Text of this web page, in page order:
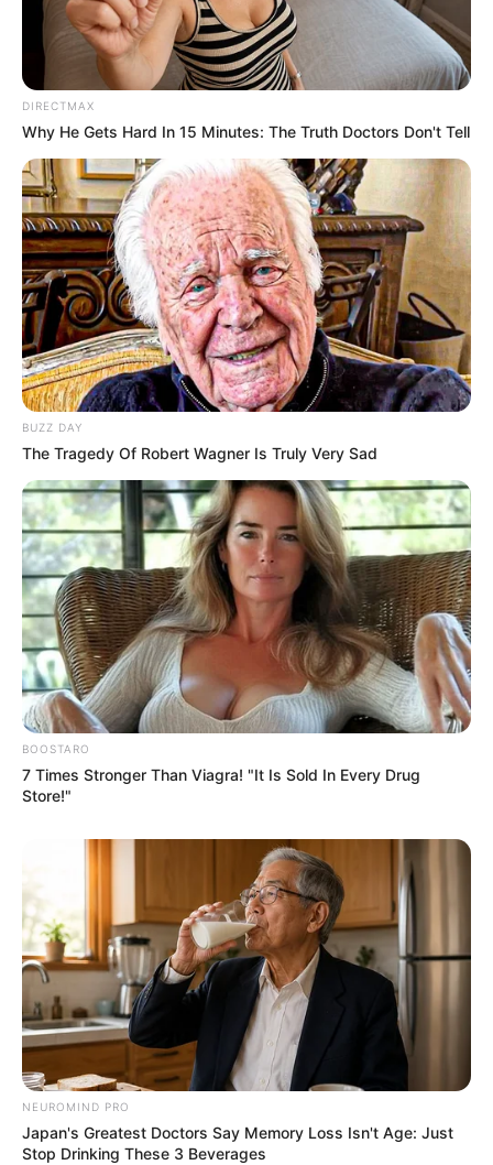
Raskrasil
Raskrasil
DIRECTMAX
Why He Gets Hard In 15 Minutes: The Truth Doctors Don't Tell
BUZZ DAY
The Tragedy Of Robert Wagner Is Truly Very Sad
BOOSTARO
7 Times Stronger Than Viagra! "It Is Sold In Every Drug
Store!"
NEUROMIND PRO
Japan's Greatest Doctors Say Memory Loss Isn't Age: Just
Stop Drinking These 3 Beverages